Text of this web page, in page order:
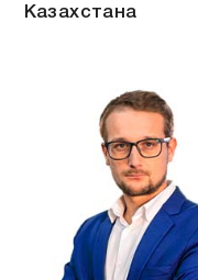
Казахстана